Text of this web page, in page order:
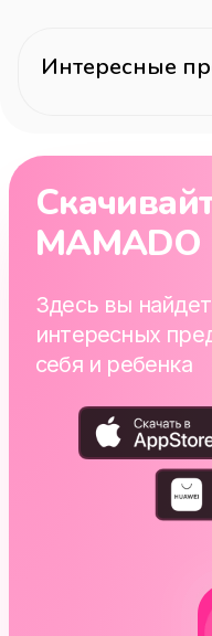
Интересные
MAMADO
Здесь вы
интересных
себя и ребенка